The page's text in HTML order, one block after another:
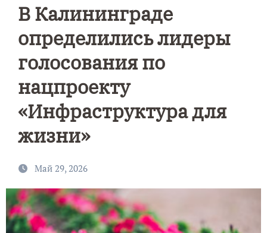
В Калининграде
определились лидеры
голосования по
нацпроекту
«Инфраструктура для
жизни»
Май 29, 2026